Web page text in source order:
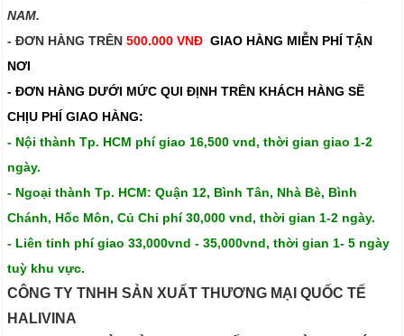
NAM.​​
- ĐƠN HÀNG TRÊN500.000 VNĐ GIAO HÀNG MIỄN PHÍ TẬN
NƠI
- ĐƠN HÀNG DƯỚI MỨC QUI ĐỊNH TRÊN KHÁCH HÀNG SẼ
CHỊU PHÍ GIAO HÀNG:
- Nội thành Tp. HCM phí giao 16,500 vnd, thời gian giao 1-2
ngày.
- Ngoại thành Tp. HCM: Quận 12, Bình Tân, Nhà Bè, Bình
Chánh, Hốc Môn, Củ Chi phí 30,000 vnd, thời gian 1-2 ngày.
- Liên tỉnh phí giao 33,000vnd - 35,000vnd, thời gian 1- 5 ngày
tuỳ khu vực.
CÔNG TY TNHH SẢN XUẤT THƯƠNG MẠI QUỐC TẾ
HALIVINA